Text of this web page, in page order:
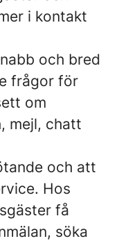
i kontakt
och bred
frågor för
om
mejl, chatt
och att
Hos
få
söka